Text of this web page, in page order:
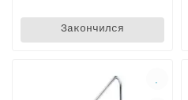
Закончился